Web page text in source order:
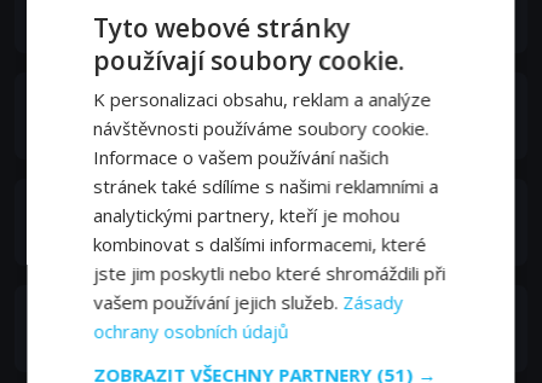
Adam Clay
Spencer Charters
Judge Herbert A. Bell
Ward Bond
John Palmer Cass
Jack Kelly
Matt Clay as a Boy (uncredited)
Tyto webové stránky
používají soubory cookie.
K personalizaci obsahu, reklam a analýze
návštěvnosti používáme soubory cookie.
Informace o vašem používání našich
stránek také sdílíme s našimi reklamními a
analytickými partnery, kteří je mohou
kombinovat s dalšími informacemi, které
jste jim poskytli nebo které shromáždili při
vašem používání jejich služeb. Zásady
ochrany osobních údajů
ZOBRAZIT VŠECHNY PARTNERY (51) →